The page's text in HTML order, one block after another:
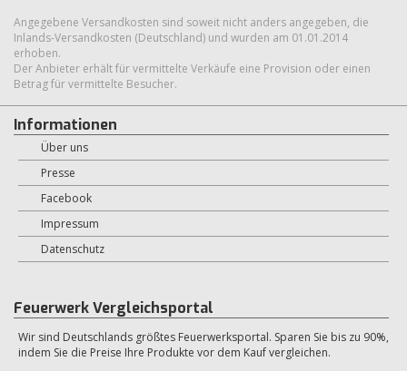
Angegebene Versandkosten sind soweit nicht anders angegeben, die
Inlands-Versandkosten (Deutschland) und wurden am 01.01.2014
erhoben.
Der Anbieter erhält für vermittelte Verkäufe eine Provision oder einen
Betrag für vermittelte Besucher.
Informationen
Über uns
Presse
Facebook
Impressum
Datenschutz
Feuerwerk Vergleichsportal
Wir sind Deutschlands größtes Feuerwerksportal. Sparen Sie bis zu 90%,
indem Sie die Preise Ihre Produkte vor dem Kauf vergleichen.